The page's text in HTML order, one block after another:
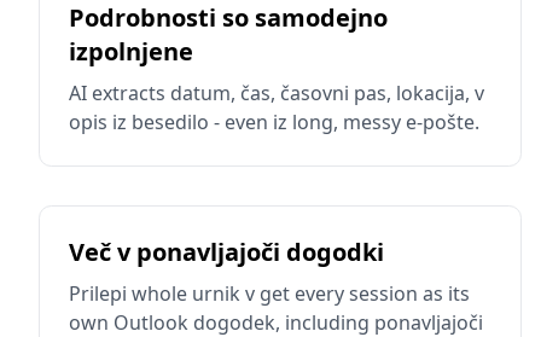
Podrobnosti so samodejno
izpolnjene
AI extracts datum, čas, časovni pas, lokacija, v
opis iz besedilo - even iz long, messy e-pošte.
Več v ponavljajoči dogodki
Prilepi whole urnik v get every session as its
own Outlook dogodek, including ponavljajoči